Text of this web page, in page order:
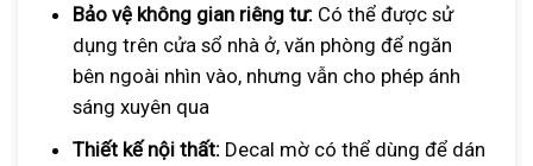
Bảo vệ không gian riêng tư:Có thể được sử
dụng trên cửa sổ nhà ở, văn phòng để ngăn
bên ngoài nhìn vào, nhưng vẫn cho phép ánh
sáng xuyên qua
Thiết kế nội thất:Decal mờ có thể dùng để dán